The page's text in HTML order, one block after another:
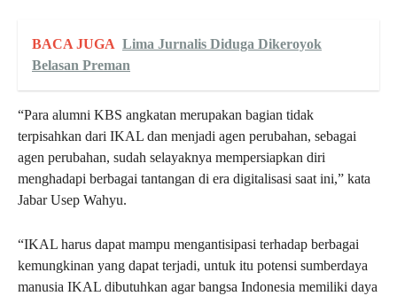
BACA JUGA Lima Jurnalis Diduga Dikeroyok
Belasan Preman
“Para alumni KBS angkatan merupakan bagian tidak
terpisahkan dari IKAL dan menjadi agen perubahan, sebagai
agen perubahan, sudah selayaknya mempersiapkan diri
menghadapi berbagai tantangan di era digitalisasi saat ini,” kata
Jabar Usep Wahyu.
“IKAL harus dapat mampu mengantisipasi terhadap berbagai
kemungkinan yang dapat terjadi, untuk itu potensi sumberdaya
manusia IKAL dibutuhkan agar bangsa Indonesia memiliki daya